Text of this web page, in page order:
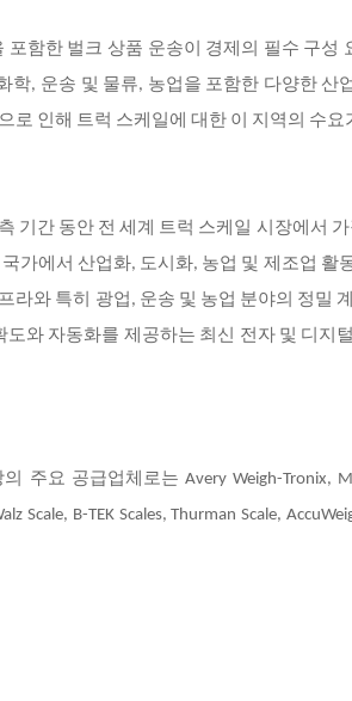
포함한 벌크 상품 운송이 경제의 필수 구성
학, 운송 및 물류, 농업을 포함한 다양한
로 인해 트럭 스케일에 대한 이 지역의 수
기간 동안 전 세계 트럭 스케일 시장에서
가에서 산업화, 도시화, 농업 및 제조업 활
라와 특히 광업, 운송 및 농업 분야의 정밀
도와 자동화를 제공하는 최신 전자 및 디지
주요 공급업체로는 Avery Weigh-Tronix,
Scale, B-TEK Scales, Thurman Scale,